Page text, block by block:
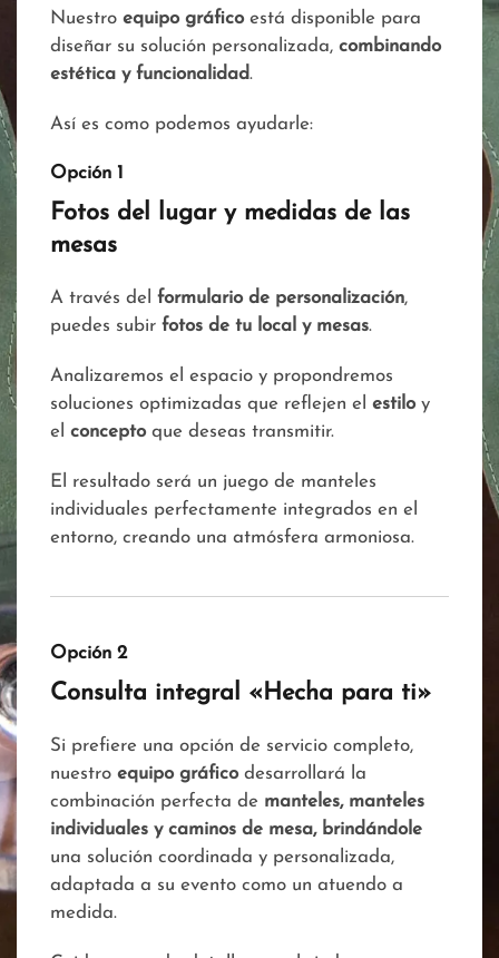
Nuestro equipo gráficoestá disponible para
diseñar su solución personalizada, combinando
estética y funcionalidad.
Así es como podemos ayudarle:
Opción 1
Fotos del lugar y medidas de las
mesas
A través del formulario de personalización,
puedes subir fotos de tu local y mesas.
Analizaremos el espacio y propondremos
soluciones optimizadas que reflejen el estiloy
el conceptoque deseas transmitir.
El resultado será un juego de manteles
individuales perfectamente integrados en el
entorno, creando una atmósfera armoniosa.
Opción 2
Consulta integral «Hecha para ti»
Si prefiere una opción de servicio completo,
nuestro equipo gráficodesarrollará la
combinación perfecta de manteles, manteles
individuales y caminos de mesa, brindándole
una solución coordinada y personalizada,
adaptada a su evento como un atuendo a
medida.